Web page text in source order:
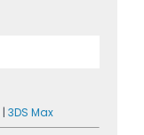
| 3DS Max